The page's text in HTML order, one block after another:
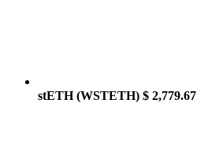
stETH(WSTETH) $ 2,779.67